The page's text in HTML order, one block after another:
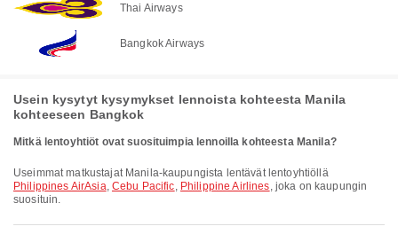
Thai Airways
Bangkok Airways
Usein kysytyt kysymykset lennoista kohteesta Manila
kohteeseen Bangkok
Mitkä lentoyhtiöt ovat suosituimpia lennoilla kohteesta Manila?
Useimmat matkustajat Manila-kaupungista lentävät lentoyhtiöllä
Philippines AirAsia, Cebu Pacific, Philippine Airlines, joka on kaupungin
suosituin.